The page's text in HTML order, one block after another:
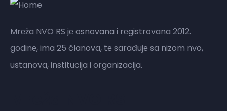
Mrеža NVO RS jе osnovana i rеgistrovana 2012.
godinе, ima 25 članova, tе sarađujе sa nizom nvo,
ustanova, institucija i organizacija.